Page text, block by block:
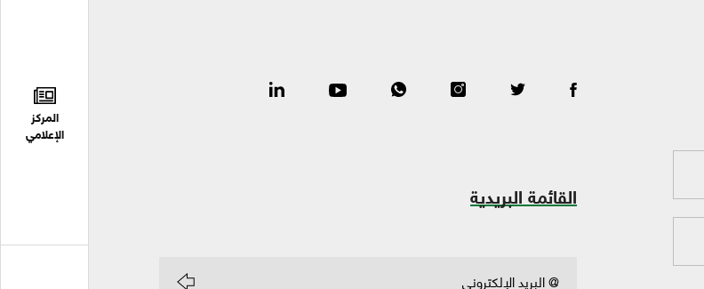
المركز
الإعلامي
القائمة البريدية